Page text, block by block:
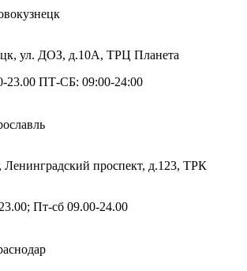
ул. ДОЗ, д.10А, ТРЦ Планета
23.00 ПТ-СБ: 09:00-24:00
Ленинградский проспект, д.123, ТРК
Пт-сб 09.00-24.00